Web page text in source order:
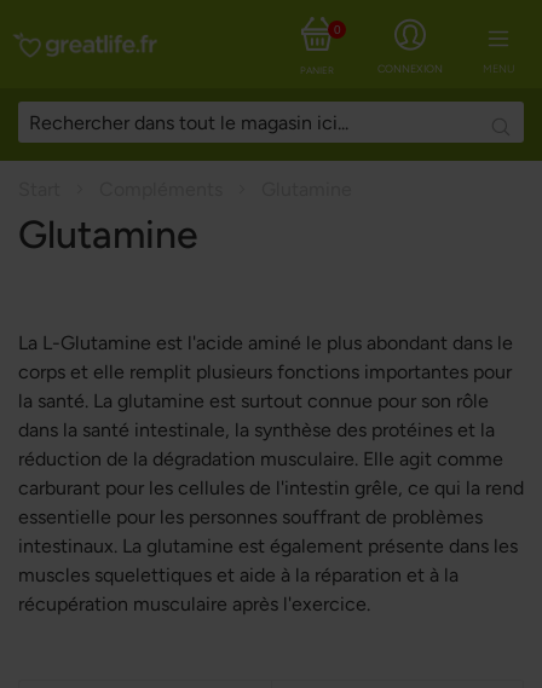
MENU
CONNEXION
PANIER
0
Glutamine
La L-Glutamine est l'acide aminé le plus abondant dans le
corps et elle remplit plusieurs fonctions importantes pour
la santé. La glutamine est surtout connue pour son rôle
dans la santé intestinale, la synthèse des protéines et la
réduction de la dégradation musculaire. Elle agit comme
carburant pour les cellules de l'intestin grêle, ce qui la rend
essentielle pour les personnes souffrant de problèmes
intestinaux. La glutamine est également présente dans les
muscles squelettiques et aide à la réparation et à la
récupération musculaire après l'exercice.